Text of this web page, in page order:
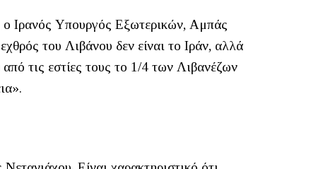
ο Ιρανός Υπουργός Εξωτερικών, Αμπάς
του Λιβάνου δεν είναι το Ιράν, αλλά
τις εστίες τους το 1/4 των Λιβανέζων